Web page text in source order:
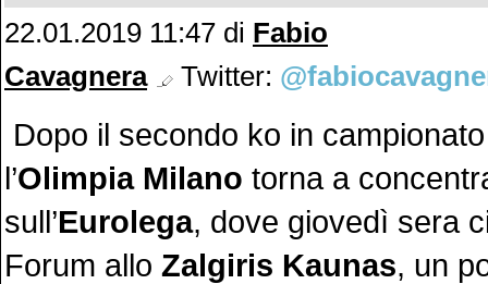
22.01.2019 11:47 di Fabio
Cavagnera
Twitter:
Dopo il secondo ko in
l’Olimpia Milano torna a
sull’Eurolega, dove giovedì sera
Forum allo Zalgiris Kaunas, un